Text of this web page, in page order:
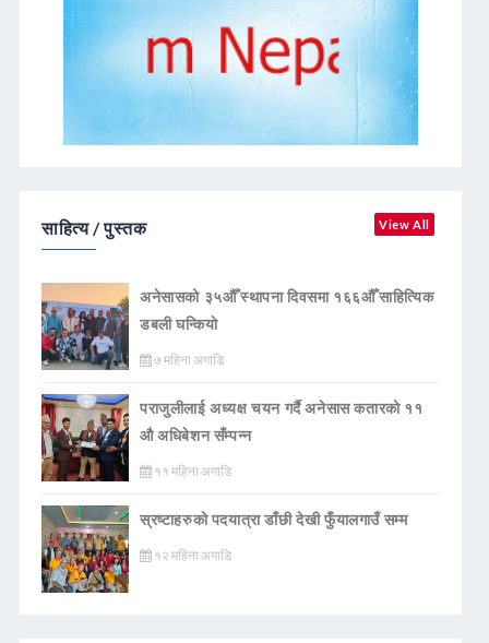
साहित्य / पुस्तक View All
अनेसासको ३५औँ स्थापना दिवसमा १६६औँ साहित्यिक
डबली घन्कियाे
७ महिना अगाडि
पराजुलीलाई अध्यक्ष चयन गर्दै अनेसास कतारको ११
औ अधिबेशन सँम्पन्न
११ महिना अगाडि
स्रष्टाहरुको पदयात्रा डाँछी देखी फुँयालगाउँ सम्म
१२ महिना अगाडि